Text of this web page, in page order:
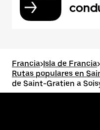
Francia>Isla de Francia>
Rutas populares en
de Saint-Gratien a